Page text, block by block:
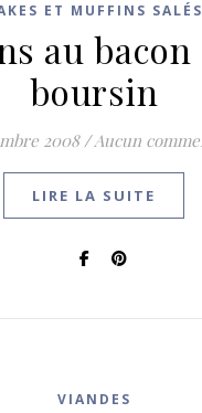
ET MUFFINS SALÉS
au bacon
boursin
2008 /Aucun
LIRE LA SUITE
VIANDES